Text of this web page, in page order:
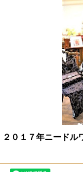
２０１７年ニードル